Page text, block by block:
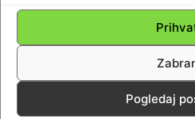
Pogledaj
LJUDI UBIJANI I
JAMA (Svjedočanstvo
OZNA-e)